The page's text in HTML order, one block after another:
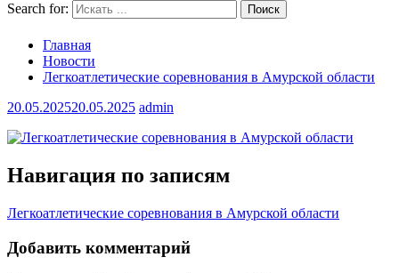
Search for:
Главная
Новости
Легкоатлетические соревнования в Амурской области
20.05.202520.05.2025 admin
Навигация по записям
Легкоатлетические соревнования в Амурской области
Добавить комментарий